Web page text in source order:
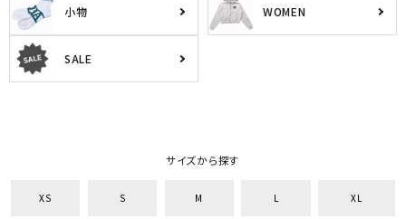
小物 WOMEN
SALE
サイズから探す
XS S M L XL